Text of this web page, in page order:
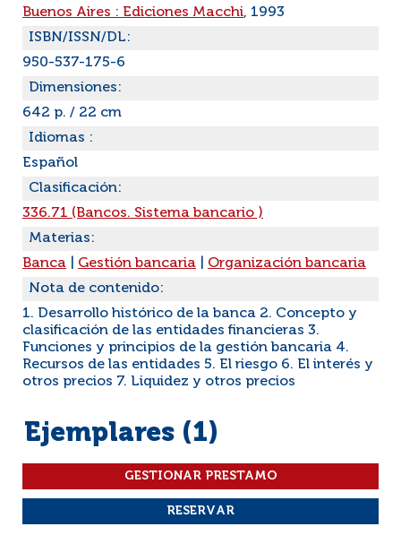
Buenos Aires : Ediciones Macchi, 1993
ISBN/ISSN/DL:
950-537-175-6
Dimensiones:
642 p. / 22 cm
Idiomas :
Español
Clasificación:
336.71 (Bancos. Sistema bancario )
Materias:
Banca
Gestión bancaria
Organización bancaria
Nota de contenido:
1. Desarrollo histórico de la banca 2. Concepto y
clasificación de las entidades financieras 3.
Funciones y principios de la gestión bancaria 4.
Recursos de las entidades 5. El riesgo 6. El interés y
otros precios 7. Liquidez y otros precios
Ejemplares (1)